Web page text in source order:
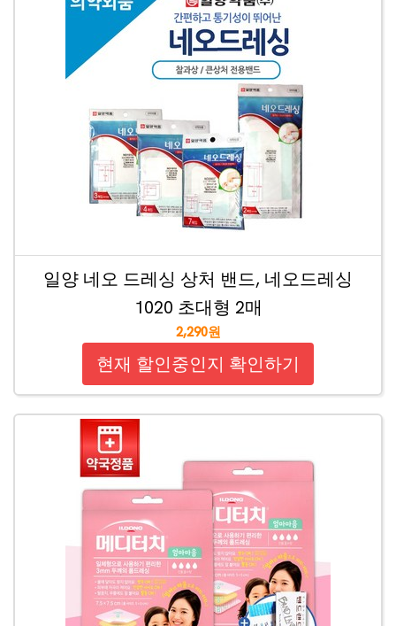
일양 네오 드레싱 상처 밴드, 네오드레싱
1020 초대형 2매
2,290원
현재 할인중인지 확인하기